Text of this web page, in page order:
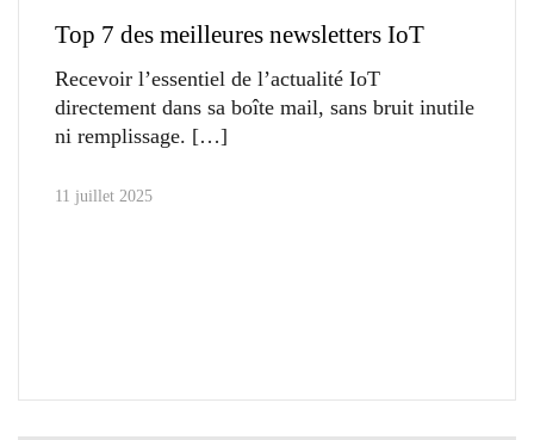
Top 7 des meilleures newsletters IoT
Recevoir l’essentiel de l’actualité IoT
directement dans sa boîte mail, sans bruit inutile
ni remplissage.
11 juillet 2025